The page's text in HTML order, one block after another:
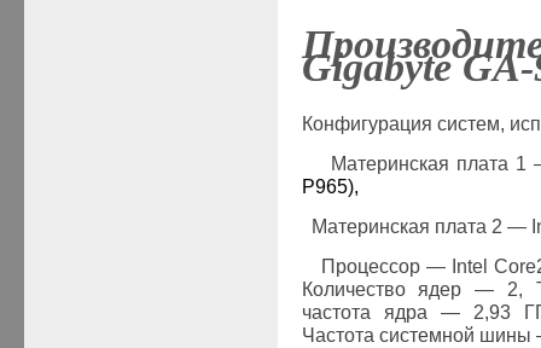
Gigabyte GA-
Конфигурация систем,
Материнская плата
P965),
Материнская плата 2 —
Процессор — Intel Core
Количество ядер
— 2,
частота ядра
— 2,93
Частота системной шины